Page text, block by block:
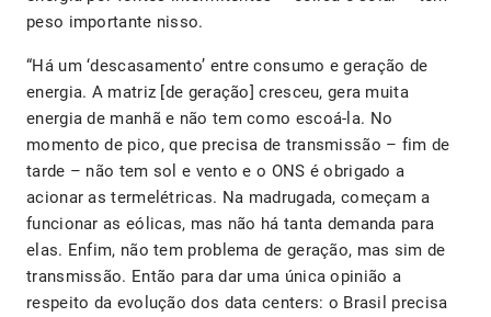
peso importante nisso.
“Há um ‘descasamento’ entre consumo e geração de
energia. A matriz [de geração] cresceu, gera muita
energia de manhã e não tem como escoá-la. No
momento de pico, que precisa de transmissão – fim de
tarde – não tem sol e vento e o ONS é obrigado a
acionar as termelétricas. Na madrugada, começam a
funcionar as eólicas, mas não há tanta demanda para
elas. Enfim, não tem problema de geração, mas sim de
transmissão. Então para dar uma única opinião a
respeito da evolução dos data centers: o Brasil precisa